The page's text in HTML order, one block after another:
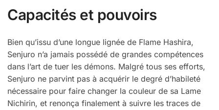
Capacités et pouvoirs
Bien qu’issu d’une longue lignée de Flame Hashira,
Senjuro n’a jamais possédé de grandes compétences
dans l’art de tuer les démons. Malgré tous ses efforts,
Senjuro ne parvint pas à acquérir le degré d’habileté
nécessaire pour faire changer la couleur de sa Lame
Nichirin, et renonça finalement à suivre les traces de